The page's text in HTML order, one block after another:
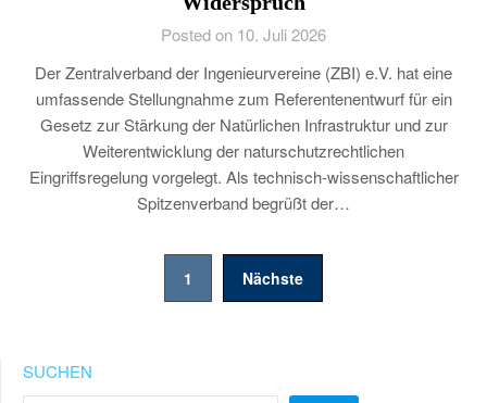
Posted on 10. Juli 2026
Der Zentralverband der Ingenieurvereine (ZBI) e.V. hat eine
umfassende Stellungnahme zum Referentenentwurf für ein
Gesetz zur Stärkung der Natürlichen Infrastruktur und zur
Weiterentwicklung der naturschutzrechtlichen
Eingriffsregelung vorgelegt. Als technisch-wissenschaftlicher
Spitzenverband begrüßt der…
Seitennummerierung
1 Nächste
SUCHEN